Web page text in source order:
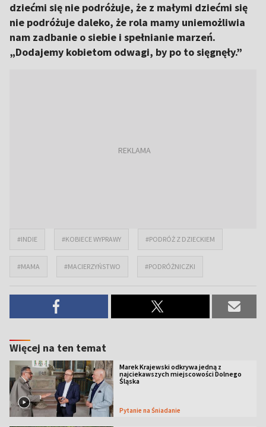
dziećmi się nie podróżuje, że z małymi dziećmi się
nie podróżuje daleko, że rola mamy uniemożliwia
nam zadbanie o siebie i spełnianie marzeń.
„Dodajemy kobietom odwagi, by po to sięgnęły.”
#INDIE #KOBIECE WYPRAWY #PODRÓŻ Z DZIECKIEM
#MAMA #MACIERZYŃSTWO #PODRÓŻNICZKI
Więcej na ten temat
Marek Krajewski odkrywa jedną z
najciekawszych miejscowości Dolnego
Śląska
Pytanie na Śniadanie